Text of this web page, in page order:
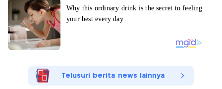
Telusuri berita news lainnya